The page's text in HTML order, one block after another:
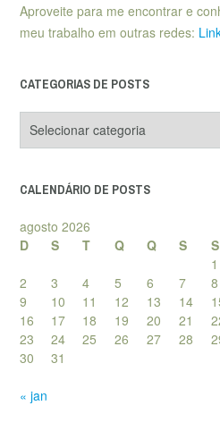
Aproveite para me encontrar e
meu trabalho em outras redes:
CATEGORIAS DE POSTS
de
CALENDÁRIO DE POSTS
agosto 2026
D
S T Q Q S
S
1
2
3 4 5 6 7
8
9
10 11 12 13 14
16
17 18 19 20 21
23
24 25 26 27 28
30
31
« jan